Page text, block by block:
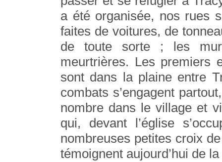
a été organisée, nos rues
faites de voitures, de
de toute sorte ; les
meurtrières. Les premiers
sont dans la plaine entre
combats s’engagent
nombre dans le village et
qui, devant l’église
nombreuses petites croix
témoignent aujourd’hui de